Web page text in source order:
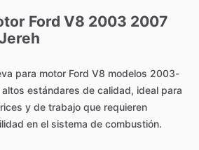
Ford V8 2003 2007
para motor Ford V8 modelos 2003-
altos estándares de calidad, ideal para
y de trabajo que requieren
en el sistema de combustión.